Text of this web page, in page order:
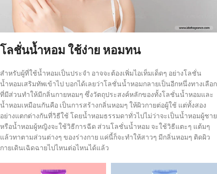
โลชั่นน้ำหอม ใช้ง่าย หอมทน
สำหรับผู้ที่ใช้น้ำหอมเป็นประจำ อาจจะต้องเพิ่มไอเท็มเด็ดๆ อย่างโลชั่น
น้ำหอมเสริมทัพเข้าไป บอกได้เลยว่าโลชั่นน้ำหอมกลายเป็นอีกหนึ่งทางเลือก
ที่มีส่วนทำให้มีกลิ่นกายหอมๆ ซึ่งวัตถุประสงค์หลักของทั้งโลชั่นน้ำหอมและ
น้ำหอมเหมือนกันคือ เป็นการสร้างกลิ่นหอมๆ ให้ผิวกายต่อผู้ใช้ แต่ทั้งสอง
อย่างแตกต่างกันที่วิธีใช้ โดยน้ำหอมธรรมดาทั่วไปไม่ว่าจะเป็นน้ำหอมผู้ชาย
หรือน้ำหอมผู้หญิงจะใช้วิธีการฉีด ส่วนโลชั่นน้ำหอม จะใช้วิธีแตะๆ แต้มๆ
แล้วทาตามส่วนต่างๆ ของร่างกาย แค่นี้ก็จะทำให้สาวๆ มีกลิ่นหอมๆ ติดผิว
กายเดินเฉิดฉายไปไหนต่อไหนได้แล้ว